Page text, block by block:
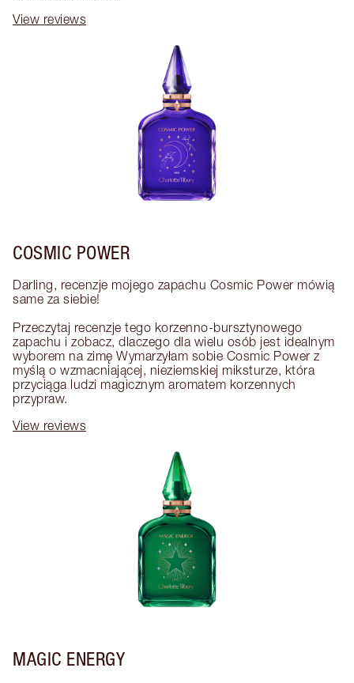
View reviews
COSMIC POWER
Darling, recenzje mojego zapachu Cosmic Power mówią
same za siebie!
Przeczytaj recenzje tego korzenno-bursztynowego
zapachu i zobacz, dlaczego dla wielu osób jest idealnym
wyborem na zimę Wymarzyłam sobie Cosmic Power z
myślą o wzmacniającej, nieziemskiej miksturze, która
przyciąga ludzi magicznym aromatem korzennych
przypraw.
View reviews
MAGIC ENERGY